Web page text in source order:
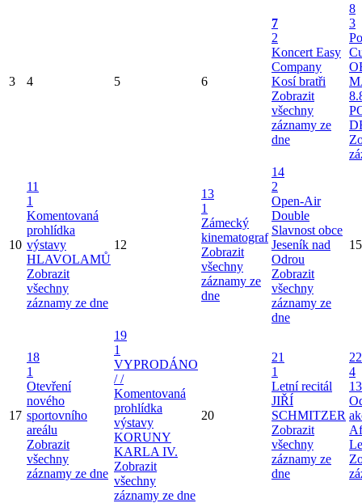
3 4 5 6
7
2
Koncert Easy
Company
Kosí bratři
Zobrazit
všechny
záznamy ze
dne
8
3
10
11
1
Komentovaná
prohlídka
výstavy
HLAVOLAMŮ
Zobrazit
všechny
záznamy ze dne
12
13
1
Zámecký
kinematograf
Zobrazit
všechny
záznamy ze
dne
14
2
Open-Air
Double
Slavnost obce
Jeseník nad
Odrou
Zobrazit
všechny
záznamy ze
dne
15
17
18
1
Otevření
nového
sportovního
areálu
Zobrazit
všechny
záznamy ze dne
19
1
VYPRODÁNO
/ /
Komentovaná
prohlídka
výstavy
KORUNY
KARLA IV.
Zobrazit
všechny
záznamy ze dne
20
21
1
Letní recitál
JIŘÍ
SCHMITZER
Zobrazit
všechny
záznamy ze
dne
22
4